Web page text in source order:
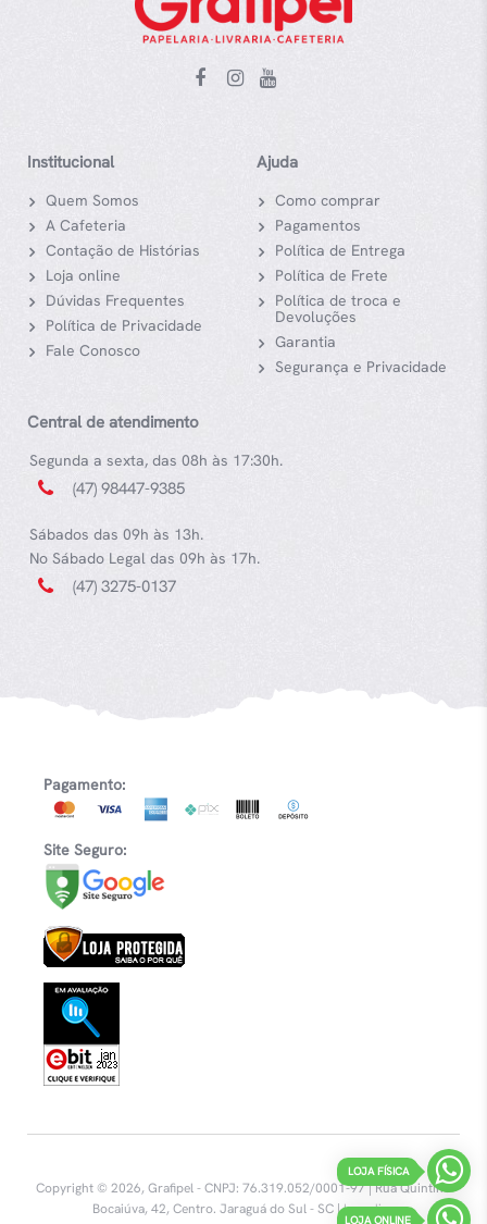
Institucional
Quem Somos
A Cafeteria
Contação de Histórias
Loja online
Dúvidas Frequentes
Política de Privacidade
Fale Conosco
Ajuda
Como comprar
Pagamentos
Política de Entrega
Política de Frete
Política de troca e
Devoluções
Garantia
Segurança e Privacidade
Central de atendimento
Segunda a sexta, das 08h às 17:30h.
(47) 98447-9385
Sábados das 09h às 13h.
No Sábado Legal das 09h às 17h.
(47) 3275-0137
Pagamento:
Site Seguro:
Copyright © 2026, Grafipel - CNPJ: 76.319.052/0001-97 | Rua Quintino
Bocaiúva, 42, Centro. Jaraguá do Sul - SC |Inovalize
LOJA FÍSICA
LOJA ONLINE